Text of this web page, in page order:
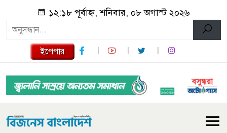
১২:১৮ পূর্বাহ্ন, শনিবার, ০৮ অগাস্ট ২০২৬
ইপেপার